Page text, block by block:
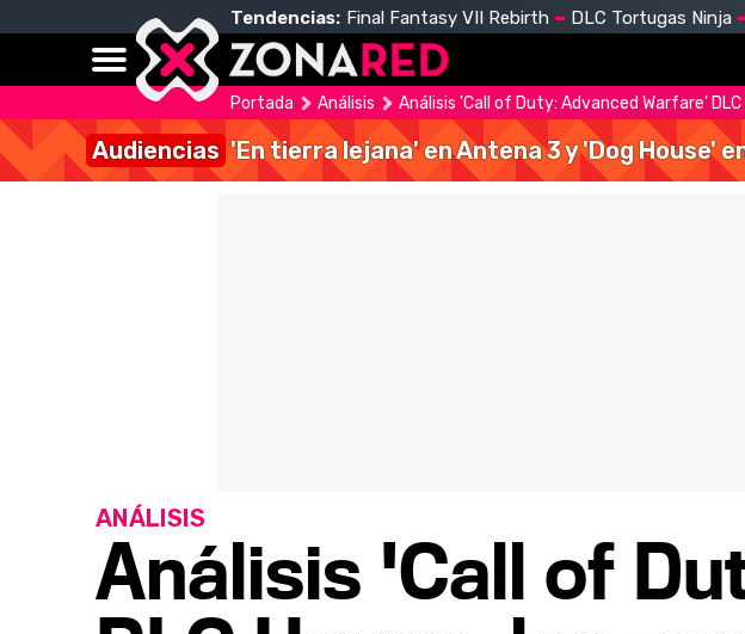
Tendencias: Final Fantasy VII Rebirth DLC Tortugas Ninja
Portada Análisis Análisis 'Call of Duty: Advanced Warfare'
Audiencias 'En tierra lejana' en Antena 3 y 'Dog House'
Análisis 'Call of
ANÁLISIS